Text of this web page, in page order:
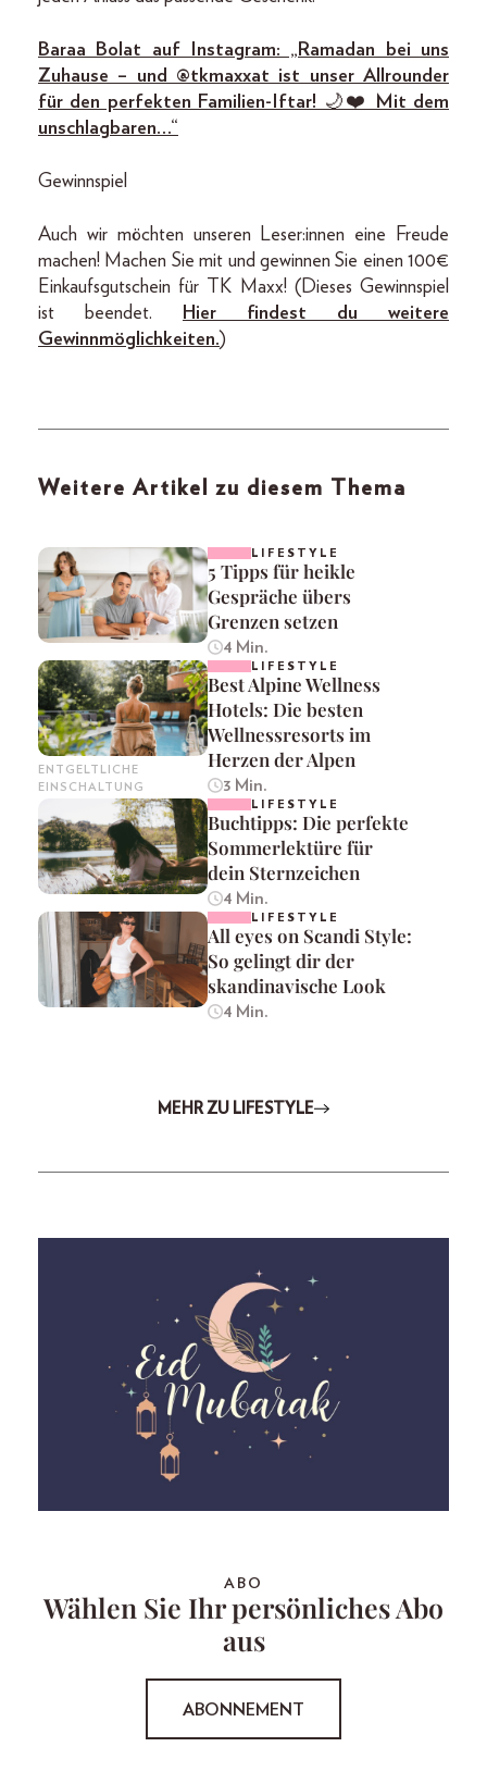
Baraa Bolat auf Instagram: „Ramadan bei uns
Zuhause – und @tkmaxxat ist unser Allrounder
für den perfekten Familien-Iftar! 🌙❤️ Mit dem
unschlagbaren…“
Gewinnspiel
Auch wir möchten unseren Leser:innen eine Freude
machen! Machen Sie mit und gewinnen Sie einen 100€
Einkaufsgutschein für TK Maxx! (Dieses Gewinnspiel
ist beendet.
Hier findest du weitere
Gewinnmöglichkeiten.)
Weitere Artikel zu diesem Thema
LIFESTYLE
5 Tipps für heikle
Gespräche übers
Grenzen setzen
4 Min.
ENTGELTLICHE
EINSCHALTUNG
LIFESTYLE
Best Alpine Wellness
Hotels: Die besten
Wellnessresorts im
Herzen der Alpen
3 Min.
LIFESTYLE
Buchtipps: Die perfekte
Sommerlektüre für
dein Sternzeichen
4 Min.
LIFESTYLE
All eyes on Scandi Style:
So gelingt dir der
skandinavische Look
4 Min.
MEHR ZU LIFESTYLE
ABO
Wählen Sie Ihr persönliches Abo
aus
ABONNEMENT